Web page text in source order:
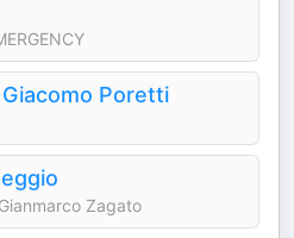
Poretti
Zagato